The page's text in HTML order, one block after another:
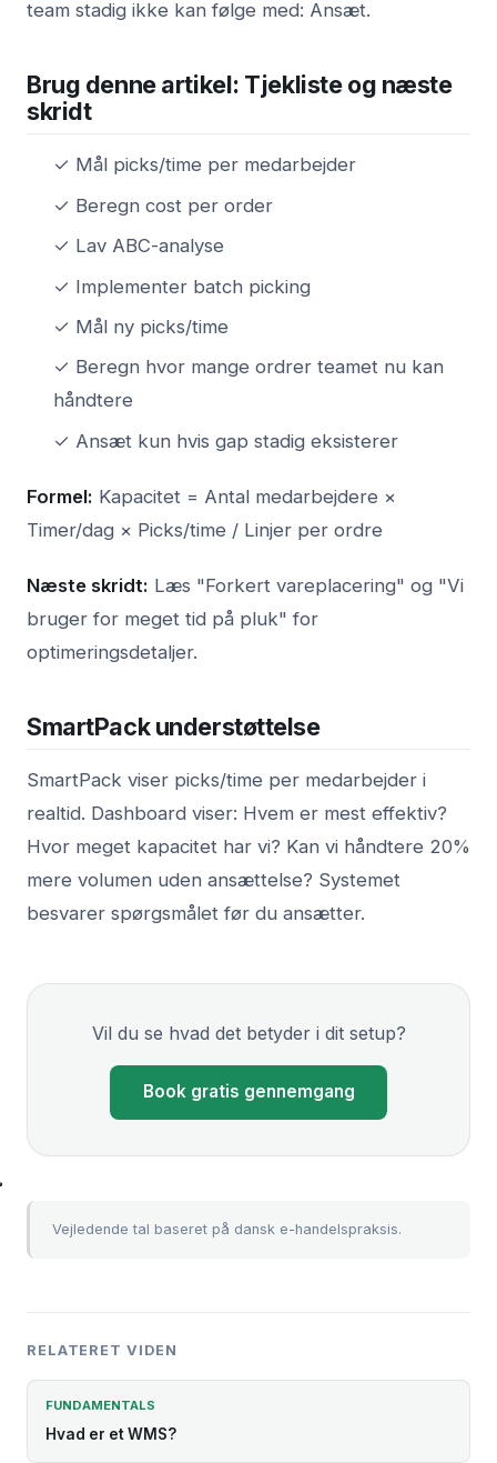
team stadig ikke kan følge med: Ansæt.
Brug denne artikel: Tjekliste og næste
skridt
✓ Mål picks/time per medarbejder
✓ Beregn cost per order
✓ Lav ABC-analyse
✓ Implementer batch picking
✓ Mål ny picks/time
✓ Beregn hvor mange ordrer teamet nu kan
håndtere
✓ Ansæt kun hvis gap stadig eksisterer
Formel: Kapacitet = Antal medarbejdere ×
Timer/dag × Picks/time / Linjer per ordre
Næste skridt: Læs "Forkert vareplacering" og "Vi
bruger for meget tid på pluk" for
optimeringsdetaljer.
SmartPack understøttelse
SmartPack viser picks/time per medarbejder i
realtid. Dashboard viser: Hvem er mest effektiv?
Hvor meget kapacitet har vi? Kan vi håndtere 20%
mere volumen uden ansættelse? Systemet
besvarer spørgsmålet før du ansætter.
Vil du se hvad det betyder i dit setup?
Book gratis gennemgang
Vejledende tal baseret på dansk e-handelspraksis.
RELATERET VIDEN
FUNDAMENTALS
Hvad er et WMS?